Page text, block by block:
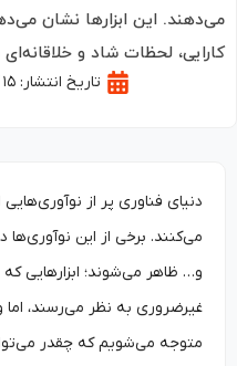
این ابزارها نشان می‌دهند
لحظات شاد و خلاقانه‌ای را
تاریخ انتشار: ۱۵ آذر ۱۴۰۴
دنیای فناوری پر از نوآوری‌هایی
می‌کنند. برخی از این نوآوری‌ها در
و… ظاهر می‌شوند؛ ابزارهایی که در
غیرضروری به نظر می‌رسند، اما
متوجه می‌شویم که چقدر می‌توانند